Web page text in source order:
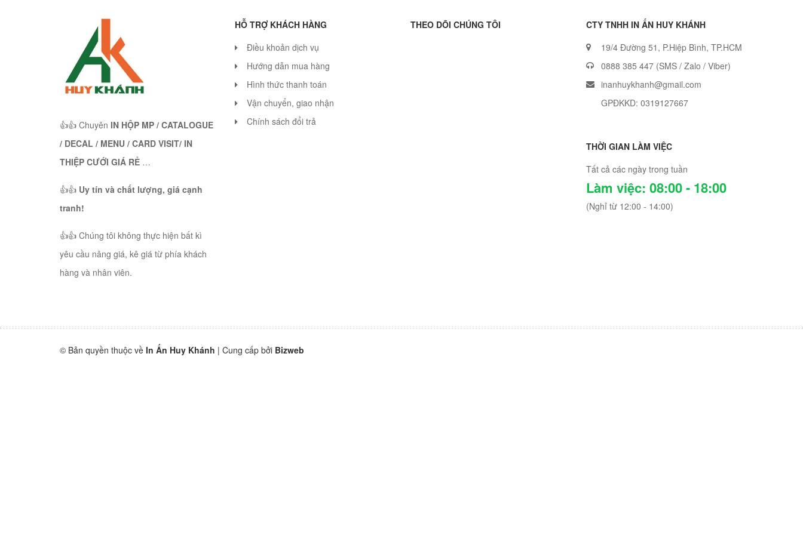
👍👍 Chuyên IN HỘP MP / CATALOGUE
/ DECAL / MENU / CARD VISIT/ IN
THIỆP CƯỚI GIÁ RẺ …
👍👍 Uy tín và chất lượng, giá cạnh
tranh!
👍👍 Chúng tôi không thực hiện bất kì
yêu cầu nâng giá, kê giá từ phía khách
hàng và nhân viên.
HỖ TRỢ KHÁCH HÀNG
Điều khoản dịch vụ
Hướng dẫn mua hàng
Hình thức thanh toán
Vận chuyển, giao nhận
Chính sách đổi trả
THEO DÕI CHÚNG TÔI
CTY TNHH IN ẤN HUY KHÁNH
19/4 Đường 51, P.Hiệp Bình, TP.HCM
0888 385 447(SMS / Zalo / Viber)
inanhuykhanh@gmail.com
GPĐKKD: 0319127667
THỜI GIAN LÀM VIỆC
Tất cả các ngày trong tuần
Làm việc: 08:00 - 18:00
(Nghỉ từ 12:00 - 14:00)
© Bản quyền thuộc về In Ấn Huy Khánh | Cung cấp bởi Bizweb